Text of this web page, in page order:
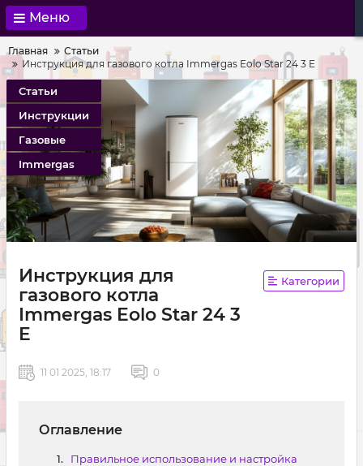
Меню
Главная
Статьи
Инструкция для газового котла Immergas Eolo Star 24 3 E
Статьи
Инструкции
Газовые
Immergas
Инструкция для
газового котла
Immergas Eolo Star 24 3
E
Категории
11 01 2025, 18:17 0
Оглавление
Правильное использование и настройка